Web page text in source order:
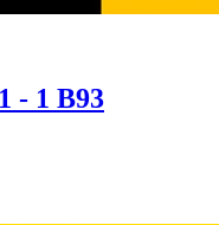
- 1 B93